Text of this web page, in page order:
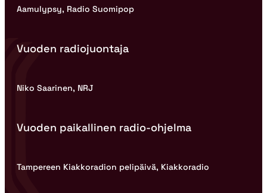
Aamulypsy, Radio Suomipop
Vuoden radiojuontaja
Niko Saarinen, NRJ
Vuoden paikallinen radio-ohjelma
Tampereen Kiakkoradion pelipäivä, Kiakkoradio